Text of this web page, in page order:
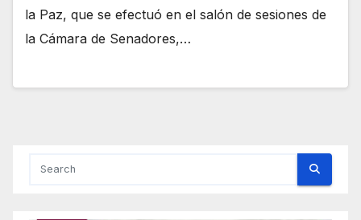
la Paz, que se efectuó en el salón de sesiones de
la Cámara de Senadores,…